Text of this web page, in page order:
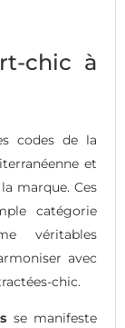
chic à
codes de la
et
marque. Ces
catégorie
véritables
avec
chic.
se manifeste